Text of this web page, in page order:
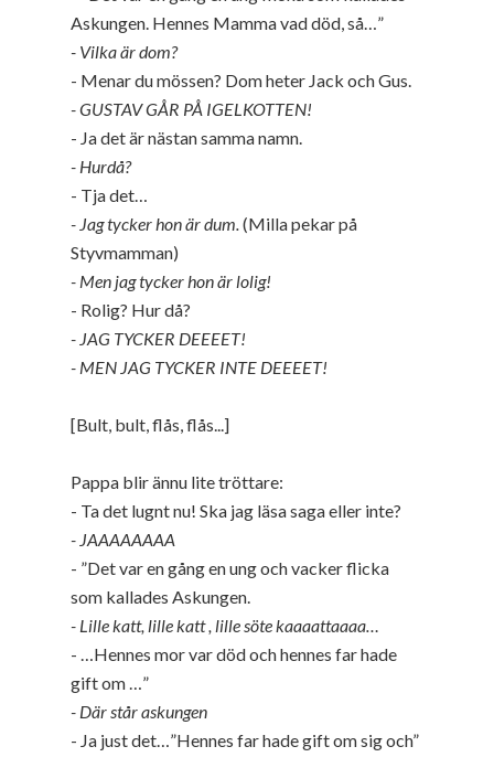
Askungen. Hennes Mamma vad död, så…”
- Vilka är dom?
- Menar du mössen? Dom heter Jack och Gus.
- GUSTAV GÅR PÅ IGELKOTTEN!
- Ja det är nästan samma namn.
- Hurdå?
- Tja det…
- Jag tycker hon är dum. (Milla pekar på
Styvmamman)
- Men jag tycker hon är lolig!
- Rolig? Hur då?
- JAG TYCKER DEEEET!
- MEN JAG TYCKER INTE DEEEET!
[Bult, bult, flås, flås...]
Pappa blir ännu lite tröttare:
- Ta det lugnt nu! Ska jag läsa saga eller inte?
- JAAAAAAAA
- ”Det var en gång en ung och vacker flicka
som kallades Askungen.
- Lille katt, lille katt , lille söte kaaaattaaaa…
- …Hennes mor var död och hennes far hade
gift om …”
- Där står askungen
- Ja just det…”Hennes far hade gift om sig och”